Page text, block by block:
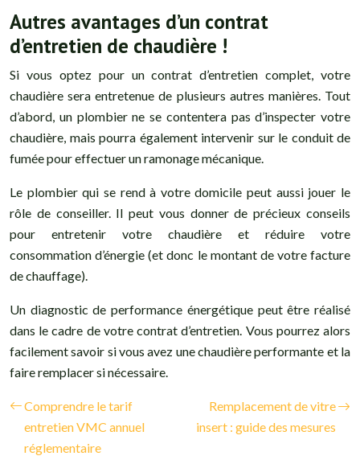
Autres avantages d’un contrat
d’entretien de chaudière !
Si vous optez pour un contrat d’entretien complet, votre
chaudière sera entretenue de plusieurs autres manières. Tout
d’abord, un plombier ne se contentera pas d’inspecter votre
chaudière, mais pourra également intervenir sur le conduit de
fumée pour effectuer un ramonage mécanique.
Le plombier qui se rend à votre domicile peut aussi jouer le
rôle de conseiller. Il peut vous donner de précieux conseils
pour entretenir votre chaudière et réduire votre
consommation d’énergie (et donc le montant de votre facture
de chauffage).
Un diagnostic de performance énergétique peut être réalisé
dans le cadre de votre contrat d’entretien. Vous pourrez alors
facilement savoir si vous avez une chaudière performante et la
faire remplacer si nécessaire.
Comprendre le tarif
entretien VMC annuel
réglementaire
Remplacement de vitre
insert : guide des mesures